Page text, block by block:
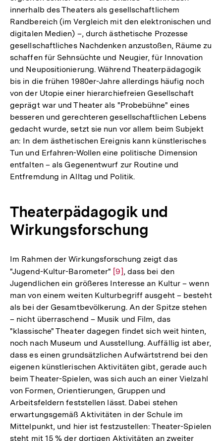
innerhalb des Theaters als gesellschaftlichem
Randbereich (im Vergleich mit den elektronischen und
digitalen Medien) –, durch ästhetische Prozesse
gesellschaftliches Nachdenken anzustoßen, Räume zu
schaffen für Sehnsüchte und Neugier, für Innovation
und Neupositionierung. Während Theaterpädagogik
bis in die frühen 1980er-Jahre allerdings häufig noch
von der Utopie einer hierarchiefreien Gesellschaft
geprägt war und Theater als "Probebühne" eines
besseren und gerechteren gesellschaftlichen Lebens
gedacht wurde, setzt sie nun vor allem beim Subjekt
an: In dem ästhetischen Ereignis kann künstlerisches
Tun und Erfahren-Wollen eine politische Dimension
entfalten – als Gegenentwurf zur Routine und
Entfremdung in Alltag und Politik.
Theaterpädagogik und
Wirkungsforschung
Im Rahmen der Wirkungsforschung zeigt das
"Jugend-Kultur-Barometer" Zur
Auflösung
der
Fußnote
[9] , dass bei den
Jugendlichen ein größeres Interesse an Kultur – wenn
man von einem weiten Kulturbegriff ausgeht – besteht
als bei der Gesamtbevölkerung. An der Spitze stehen
– nicht überraschend – Musik und Film, das
"klassische" Theater dagegen findet sich weit hinten,
noch nach Museum und Ausstellung. Auffällig ist aber,
dass es einen grundsätzlichen Aufwärtstrend bei den
eigenen künstlerischen Aktivitäten gibt, gerade auch
beim Theater-Spielen, was sich auch an einer Vielzahl
von Formen, Orientierungen, Gruppen und
Arbeitsfeldern feststellen lässt. Dabei stehen
erwartungsgemäß Aktivitäten in der Schule im
Mittelpunkt, und hier ist festzustellen: Theater-Spielen
steht mit 15 % der dortigen Aktivitäten an zweiter